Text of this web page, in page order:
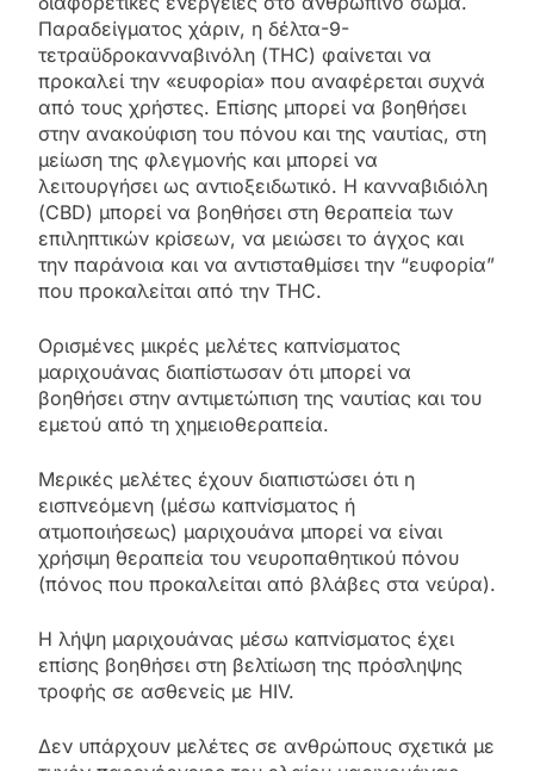
Παραδείγματος χάριν, η δέλτα-9-
τετραϋδροκανναβινόλη (THC) φαίνεται να
προκαλεί την «ευφορία» που αναφέρεται συχνά
από τους χρήστες. Επίσης μπορεί να βοηθήσει
στην ανακούφιση του πόνου και της ναυτίας, στη
μείωση της φλεγμονής και μπορεί να
λειτουργήσει ως αντιοξειδωτικό. Η κανναβιδιόλη
(CBD) μπορεί να βοηθήσει στη θεραπεία των
επιληπτικών κρίσεων, να μειώσει το άγχος και
την παράνοια και να αντισταθμίσει την “ευφορία”
που προκαλείται από την THC.
Ορισμένες μικρές μελέτες καπνίσματος
μαριχουάνας διαπίστωσαν ότι μπορεί να
βοηθήσει στην αντιμετώπιση της ναυτίας και του
εμετού από τη χημειοθεραπεία.
Μερικές μελέτες έχουν διαπιστώσει ότι η
εισπνεόμενη (μέσω καπνίσματος ή
ατμοποιήσεως) μαριχουάνα μπορεί να είναι
χρήσιμη θεραπεία του νευροπαθητικού πόνου
(πόνος που προκαλείται από βλάβες στα νεύρα).
Η λήψη μαριχουάνας μέσω καπνίσματος έχει
επίσης βοηθήσει στη βελτίωση της πρόσληψης
τροφής σε ασθενείς με HIV.
Δεν υπάρχουν μελέτες σε ανθρώπους σχετικά με